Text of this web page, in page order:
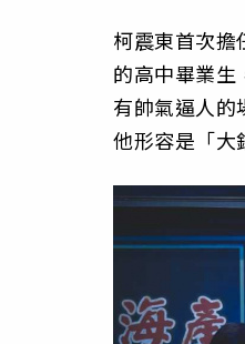
柯震東首次擔
的高中畢業生
有帥氣逼人的
他形容是「大